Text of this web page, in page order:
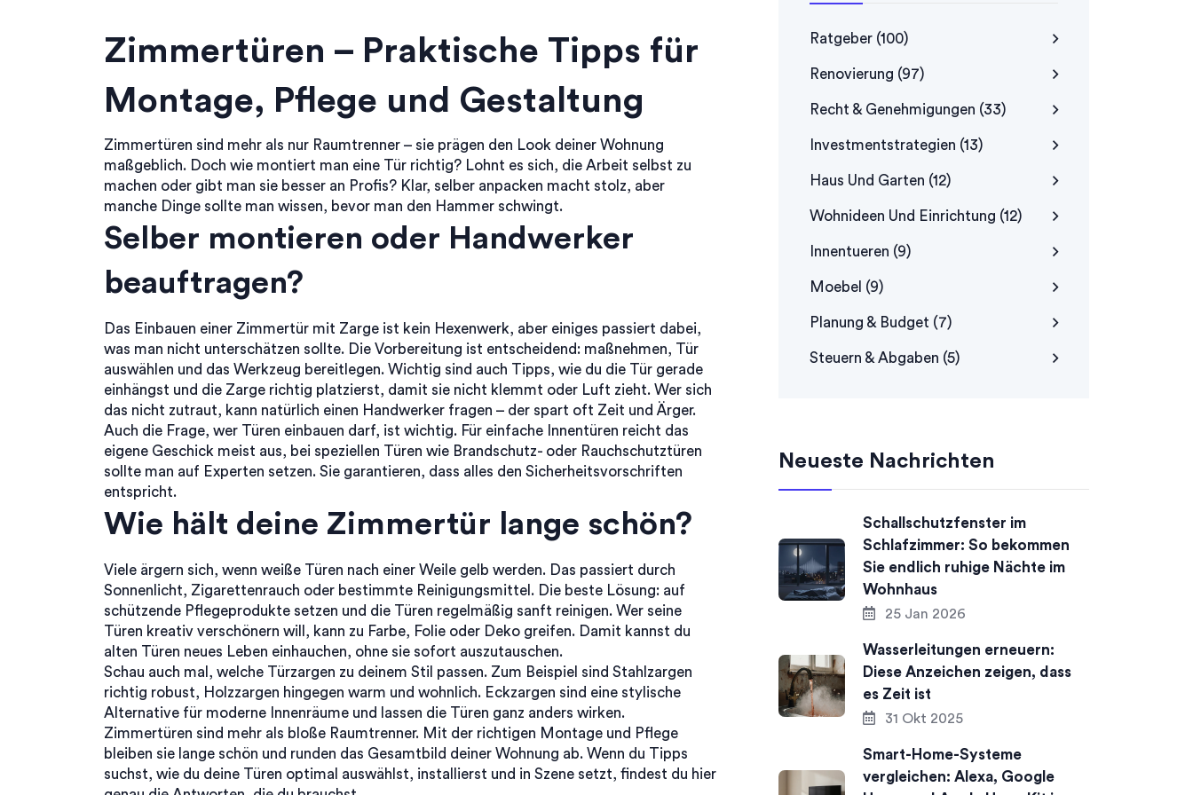
Zimmertüren – Praktische Tipps für
Montage, Pflege und Gestaltung
Zimmertüren sind mehr als nur Raumtrenner – sie prägen den Look deiner Wohnung
maßgeblich. Doch wie montiert man eine Tür richtig? Lohnt es sich, die Arbeit selbst zu
machen oder gibt man sie besser an Profis? Klar, selber anpacken macht stolz, aber
manche Dinge sollte man wissen, bevor man den Hammer schwingt.
Selber montieren oder Handwerker
beauftragen?
Das Einbauen einer Zimmertür mit Zarge ist kein Hexenwerk, aber einiges passiert dabei,
was man nicht unterschätzen sollte. Die Vorbereitung ist entscheidend: maßnehmen, Tür
auswählen und das Werkzeug bereitlegen. Wichtig sind auch Tipps, wie du die Tür gerade
einhängst und die Zarge richtig platzierst, damit sie nicht klemmt oder Luft zieht. Wer sich
das nicht zutraut, kann natürlich einen Handwerker fragen – der spart oft Zeit und Ärger.
Auch die Frage, wer Türen einbauen darf, ist wichtig. Für einfache Innentüren reicht das
eigene Geschick meist aus, bei speziellen Türen wie Brandschutz- oder Rauchschutztüren
sollte man auf Experten setzen. Sie garantieren, dass alles den Sicherheitsvorschriften
entspricht.
Wie hält deine Zimmertür lange schön?
Viele ärgern sich, wenn weiße Türen nach einer Weile gelb werden. Das passiert durch
Sonnenlicht, Zigarettenrauch oder bestimmte Reinigungsmittel. Die beste Lösung: auf
schützende Pflegeprodukte setzen und die Türen regelmäßig sanft reinigen. Wer seine
Türen kreativ verschönern will, kann zu Farbe, Folie oder Deko greifen. Damit kannst du
alten Türen neues Leben einhauchen, ohne sie sofort auszutauschen.
Schau auch mal, welche Türzargen zu deinem Stil passen. Zum Beispiel sind Stahlzargen
richtig robust, Holzzargen hingegen warm und wohnlich. Eckzargen sind eine stylische
Alternative für moderne Innenräume und lassen die Türen ganz anders wirken.
Zimmertüren sind mehr als bloße Raumtrenner. Mit der richtigen Montage und Pflege
bleiben sie lange schön und runden das Gesamtbild deiner Wohnung ab. Wenn du Tipps
suchst, wie du deine Türen optimal auswählst, installierst und in Szene setzt, findest du hier
Ratgeber (100)
Renovierung (97)
Recht & Genehmigungen (33)
Investmentstrategien (13)
Haus Und Garten (12)
Wohnideen Und Einrichtung (12)
Innentueren (9)
Moebel (9)
Planung & Budget (7)
Steuern & Abgaben (5)
Neueste Nachrichten
Schallschutzfenster im
Schlafzimmer: So bekommen
Sie endlich ruhige Nächte im
Wohnhaus
25 Jan 2026
Wasserleitungen erneuern:
Diese Anzeichen zeigen, dass
es Zeit ist
31 Okt 2025
Smart-Home-Systeme
vergleichen: Alexa, Google